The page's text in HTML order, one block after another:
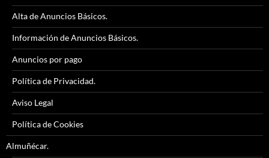
Alta de Anuncios Básicos.
Información de Anuncios Básicos.
Anuncios por pago
Política de Privacidad.
Aviso Legal
Política de Cookies
Almuñécar.